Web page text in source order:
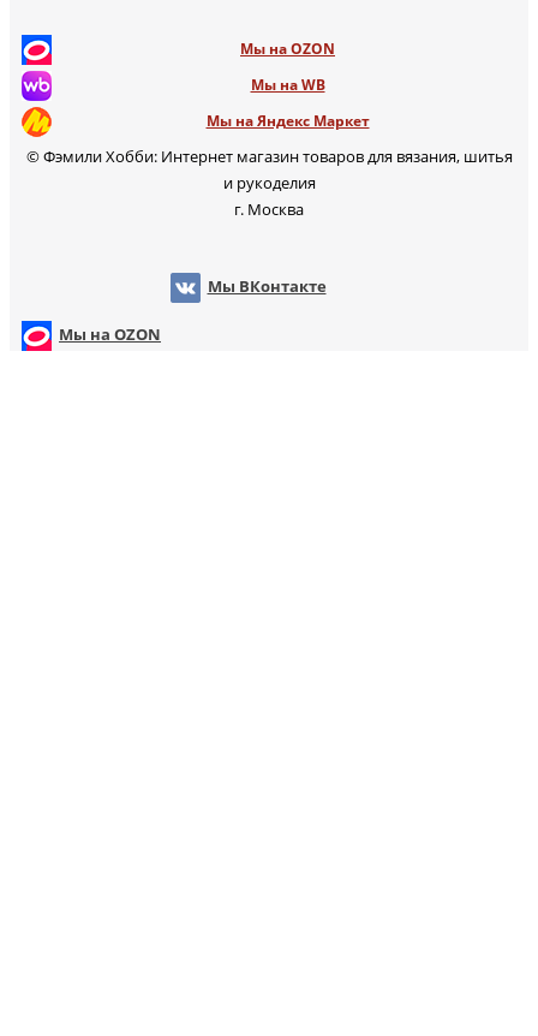
Мы на OZON
Мы на WB
Мы на Яндекс Маркет
© Фэмили Хобби: Интернет магазин товаров для вязания, шитья
и рукоделия
г. Москва
Мы ВКонтакте
Мы на OZON